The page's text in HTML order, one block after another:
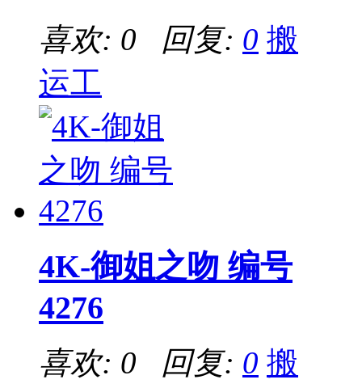
喜欢: 0 回复: 0 搬
运工
4K-御姐之吻 编号
4276
喜欢: 0 回复: 0 搬